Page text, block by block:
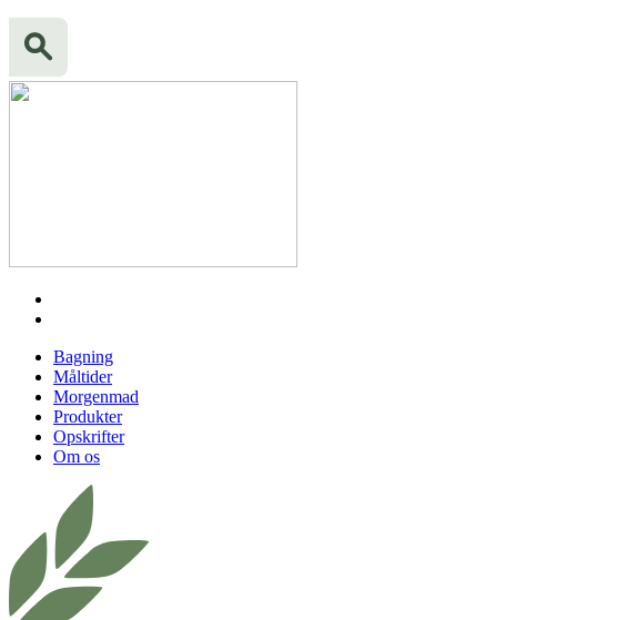
Bagning
Måltider
Morgenmad
Produkter
Opskrifter
Om os